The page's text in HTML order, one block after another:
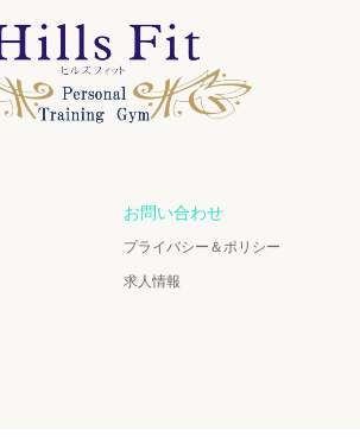
お問い合わせ
プライバシー＆ポリシー
求人情報